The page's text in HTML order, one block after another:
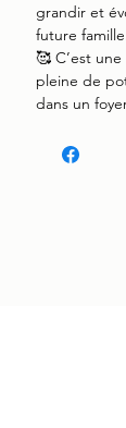
grandir et
future
🥰 C’est
pleine de
dans un